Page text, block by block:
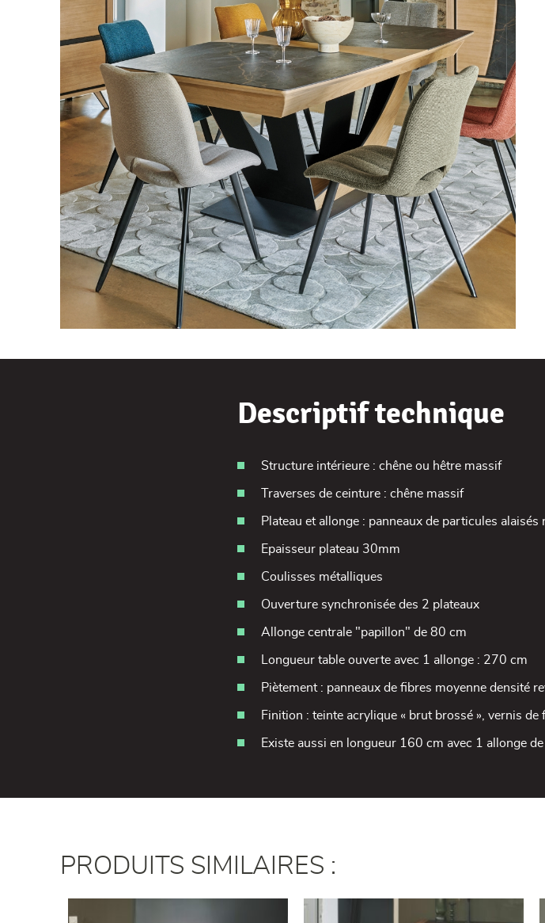
Descriptif technique
Structure intérieure : chêne ou hêtre massif
Traverses de ceinture : chêne massif
Plateau et allonge : panneaux de particules
Epaisseur plateau 30mm
Coulisses métalliques
Ouverture synchronisée des 2 plateaux
Allonge centrale "papillon" de 80 cm
Longueur table ouverte avec 1 allonge : 270 cm
Piètement : panneaux de fibres moyenne densité
Finition : teinte acrylique « brut brossé », vernis
Existe aussi en longueur 160 cm avec 1 allonge
PRODUITS SIMILAIRES :